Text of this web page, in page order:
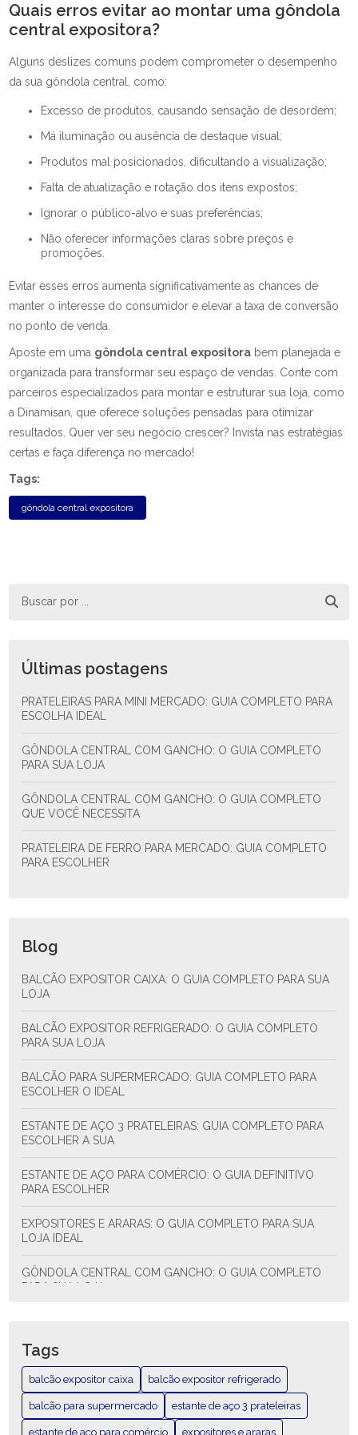
Quais erros evitar ao montar uma gôndola
central expositora?
Alguns deslizes comuns podem comprometer o desempenho
da sua gôndola central, como:
Excesso de produtos, causando sensação de desordem;
Má iluminação ou ausência de destaque visual;
Produtos mal posicionados, dificultando a visualização;
Falta de atualização e rotação dos itens expostos;
Ignorar o público-alvo e suas preferências;
Não oferecer informações claras sobre preços e
promoções.
Evitar esses erros aumenta significativamente as chances de
manter o interesse do consumidor e elevar a taxa de conversão
no ponto de venda.
Aposte em uma gôndola central expositora bem planejada e
organizada para transformar seu espaço de vendas. Conte com
parceiros especializados para montar e estruturar sua loja, como
a Dinamisan, que oferece soluções pensadas para otimizar
resultados. Quer ver seu negócio crescer? Invista nas estratégias
certas e faça diferença no mercado!
Tags:
gôndola central expositora
Últimas postagens
PRATELEIRAS PARA MINI MERCADO: GUIA COMPLETO PARA
ESCOLHA IDEAL
GÔNDOLA CENTRAL COM GANCHO: O GUIA COMPLETO
PARA SUA LOJA
GÔNDOLA CENTRAL COM GANCHO: O GUIA COMPLETO
QUE VOCÊ NECESSITA
PRATELEIRA DE FERRO PARA MERCADO: GUIA COMPLETO
PARA ESCOLHER
Blog
BALCÃO EXPOSITOR CAIXA: O GUIA COMPLETO PARA SUA
LOJA
BALCÃO EXPOSITOR REFRIGERADO: O GUIA COMPLETO
PARA SUA LOJA
BALCÃO PARA SUPERMERCADO: GUIA COMPLETO PARA
ESCOLHER O IDEAL
ESTANTE DE AÇO 3 PRATELEIRAS: GUIA COMPLETO PARA
ESCOLHER A SUA
ESTANTE DE AÇO PARA COMÉRCIO: O GUIA DEFINITIVO
PARA ESCOLHER
EXPOSITORES E ARARAS: O GUIA COMPLETO PARA SUA
LOJA IDEAL
GÔNDOLA CENTRAL COM GANCHO: O GUIA COMPLETO
PARA SUA LOJA
GÔNDOLA CENTRAL COMPLETA: O GUIA DEFINITIVO PARA
SUA LOJA
GÔNDOLA CENTRAL COMPLETA: TUDO O QUE VOCÊ
Tags
balcão expositor caixa balcão expositor refrigerado
balcão para supermercado estante de aço 3 prateleiras
estante de aço para comércio expositores e araras